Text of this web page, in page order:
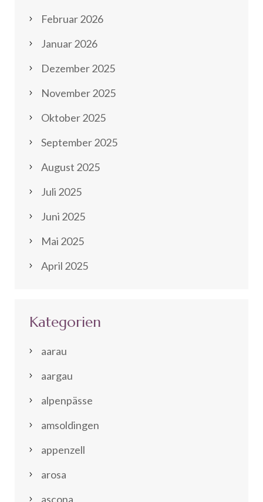
Februar 2026
Januar 2026
Dezember 2025
November 2025
Oktober 2025
September 2025
August 2025
Juli 2025
Juni 2025
Mai 2025
April 2025
Kategorien
aarau
aargau
alpenpässe
amsoldingen
appenzell
arosa
ascona